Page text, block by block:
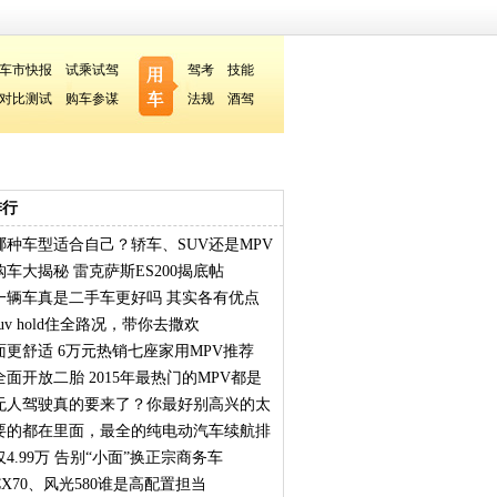
车市快报
试乘试驾
对比测试
购车参谋
驾考
技能
法规
酒驾
种车型适合自己？轿车、SUV还是MPV
车大揭秘 雷克萨斯ES200揭底帖
辆车真是二手车更好吗 其实各有优点
hold住全路况，带你去撒欢
更舒适 6万元热销七座家用MPV推荐
面开放二胎 2015年最热门的MPV都是
人驾驶真的要来了？你最好别高兴的太
的都在里面，最全的纯电动汽车续航排
4.99万 告别“小面”换正宗商务车
、风光580谁是高配置担当